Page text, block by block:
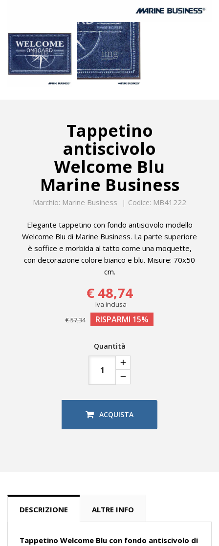
Tappetino
antiscivolo
Welcome Blu
Marine Business
Marchio: Marine Business Codice: MB41222
Elegante tappetino con fondo antiscivolo modello
Welcome Blu di Marine Business. La parte superiore
è soffice e morbida al tatto come una moquette,
con decorazione colore bianco e blu. Misure: 70x50
cm.
€ 48,74
Iva inclusa
€ 57,34
RISPARMI 15%
Quantità
ACQUISTA
DESCRIZIONE ALTRE INFO
Tappetino Welcome Blu con fondo antiscivolo di